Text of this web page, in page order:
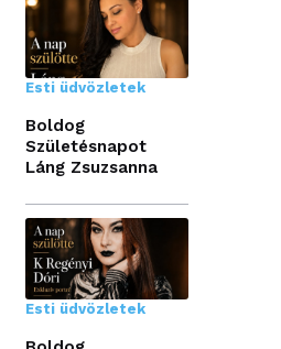
Esti üdvözletek
Boldog
Születésnapot
Láng Zsuzsanna
Esti üdvözletek